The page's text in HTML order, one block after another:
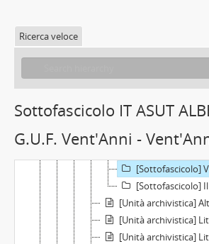
Ricerca veloce
Sottofascicolo IT ASUT
G.U.F. Vent'Anni -
[Unità archivistica] Centro
[Unità archivistica]
[Unità archivistica] Gruppo Universitario
[Sottofascicolo]
[Sottofascicolo]
[Sottofascicolo]
[Unità archivistica] Altri
[Unità archivistica]
[Unità archivistica] Littoriali della